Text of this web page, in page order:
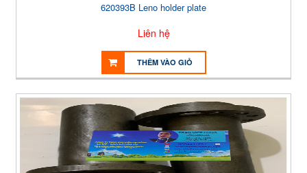
620393B Leno holder plate
Liên hệ
THÊM VÀO GIỎ